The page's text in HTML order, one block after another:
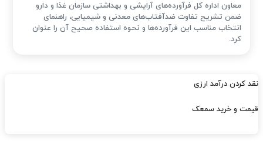
معاون اداره کل فرآورده‌های آرایشی و بهداشتی سازمان غذا و دارو
ضمن تشریح تفاوت ضدآفتاب‌های معدنی و شیمیایی، راهنمای
انتخاب مناسب این فرآورده‌ها و نحوه استفاده صحیح آن را عنوان
کرد.
نقد کردن درآمد ارزی
قیمت و خرید سمعک